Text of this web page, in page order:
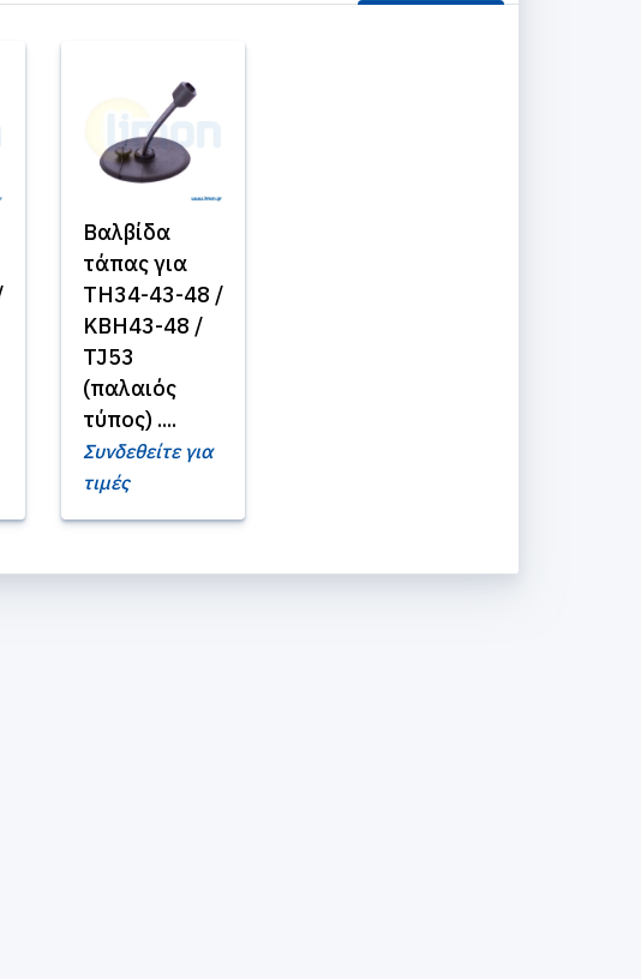
Βαλβίδα
τάπας για
TH34-43-48 /
KBH43-48 /
TJ53
(παλαιός
τύπος) ....
Συνδεθείτε για
τιμές